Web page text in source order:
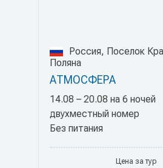
Россия, Поселок
Поляна
АТМОСФЕРА
14.08 – 20.08 на 6 ночей
двухместный номер
Без питания
Цена за тур